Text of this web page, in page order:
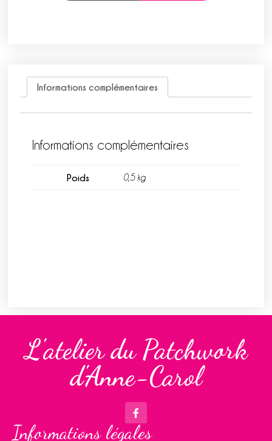
Informations complémentaires
Informations complémentaires
Poids 0,5 kg
L'atelier du Patchwork
d'Anne-Carol
Informations légales